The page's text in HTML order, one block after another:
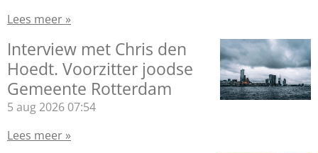
Lees meer »
Interview met Chris den
Hoedt. Voorzitter joodse
Gemeente Rotterdam
5 aug 2026 07:54
Lees meer »